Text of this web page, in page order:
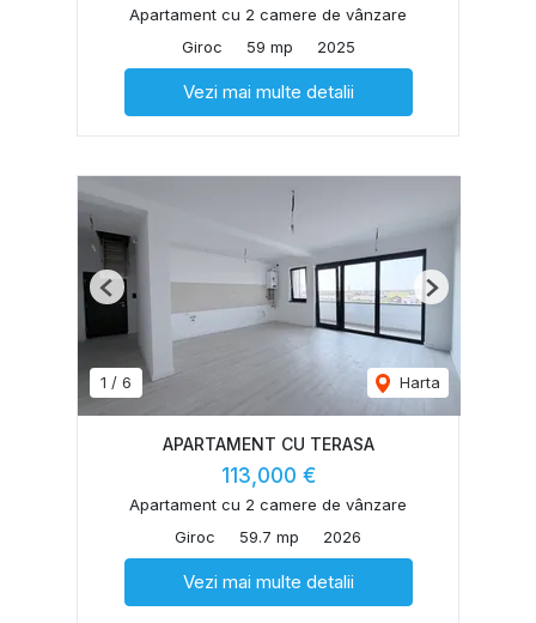
Apartament cu 2 camere de vânzare
Giroc
59 mp 2025
Vezi mai multe detalii
1 / 6 Harta
Previous Next
APARTAMENT CU TERASA
113,000 €
Apartament cu 2 camere de vânzare
Giroc
59.7 mp 2026
Vezi mai multe detalii